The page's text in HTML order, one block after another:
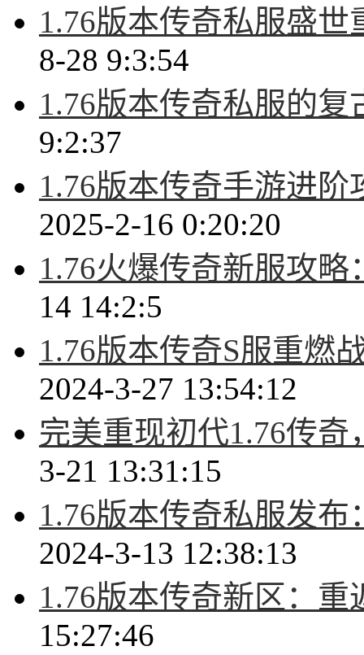
1.76版本传奇私服盛
8-28 9:3:54
1.76版本传奇私服的
9:2:37
1.76版本传奇手游进
2025-2-16 0:20:20
1.76火爆传奇新服攻
14 14:2:5
1.76版本传奇S服重燃
2024-3-27 13:54:12
完美重现初代1.76传
3-21 13:31:15
1.76版本传奇私服发
2024-3-13 12:38:13
1.76版本传奇新区：重
15:27:46